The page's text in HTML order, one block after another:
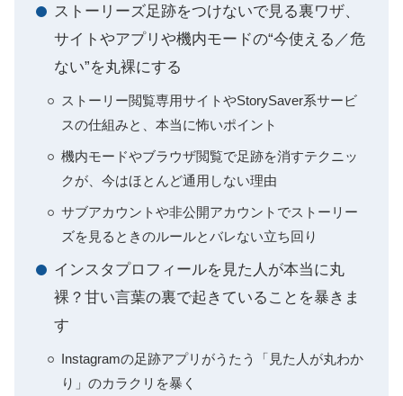
ストーリーズ足跡をつけないで見る裏ワザ、
サイトやアプリや機内モードの“今使える／危
ない”を丸裸にする
ストーリー閲覧専用サイトやStorySaver系サービ
スの仕組みと、本当に怖いポイント
機内モードやブラウザ閲覧で足跡を消すテクニッ
クが、今はほとんど通用しない理由
サブアカウントや非公開アカウントでストーリー
ズを見るときのルールとバレない立ち回り
インスタプロフィールを見た人が本当に丸
裸？甘い言葉の裏で起きていることを暴きま
す
Instagramの足跡アプリがうたう「見た人が丸わか
り」のカラクリを暴く